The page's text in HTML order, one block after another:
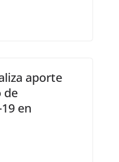
aporte
de
en